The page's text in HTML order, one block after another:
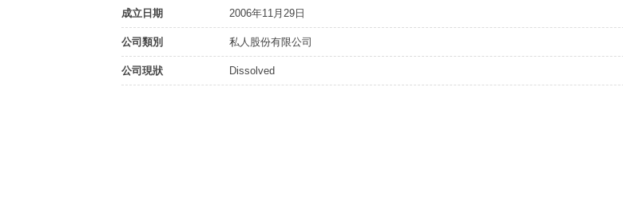
成立日期 2006年11月29日
公司類別 私人股份有限公司
公司現狀 Dissolved